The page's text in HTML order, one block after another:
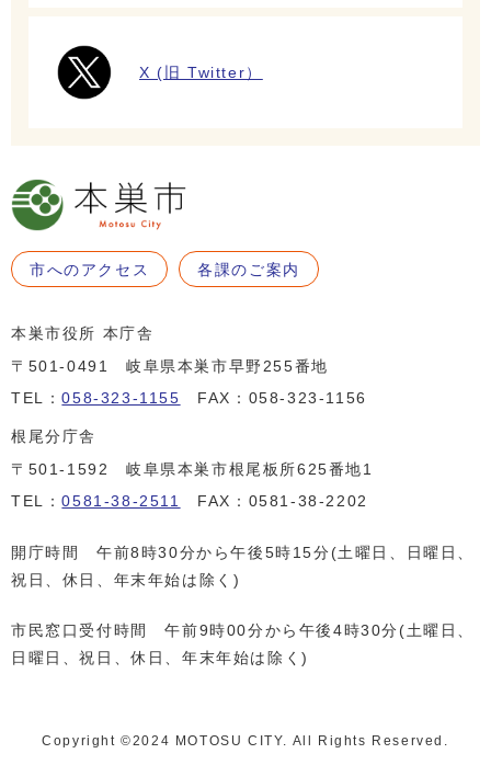
X (旧 Twitter）
市へのアクセス 各課のご案内
本巣市役所 本庁舎
〒501-0491 岐阜県本巣市早野255番地
TEL：058-323-1155 FAX：058-323-1156
根尾分庁舎
〒501-1592 岐阜県本巣市根尾板所625番地1
TEL：0581-38-2511 FAX：0581-38-2202
開庁時間 午前8時30分から午後5時15分(土曜日、日曜日、
祝日、休日、年末年始は除く)
市民窓口受付時間 午前9時00分から午後4時30分(土曜日、
日曜日、祝日、休日、年末年始は除く)
Copyright ©️2024 MOTOSU CITY. All Rights Reserved.